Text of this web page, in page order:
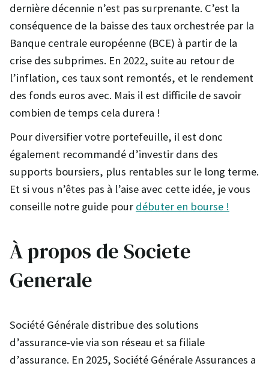
dernière décennie n’est pas surprenante. C’est la
conséquence de la baisse des taux orchestrée par la
Banque centrale européenne (BCE) à partir de la
crise des subprimes. En 2022, suite au retour de
l’inflation, ces taux sont remontés, et le rendement
des fonds euros avec. Mais il est difficile de savoir
combien de temps cela durera !
Pour diversifier votre portefeuille, il est donc
également recommandé d’investir dans des
supports boursiers, plus rentables sur le long terme.
Et si vous n’êtes pas à l’aise avec cette idée, je vous
conseille notre guide pour débuter en bourse !
À propos de Societe
Generale
Société Générale distribue des solutions
d’assurance-vie via son réseau et sa filiale
d’assurance. En 2025, Société Générale Assurances a